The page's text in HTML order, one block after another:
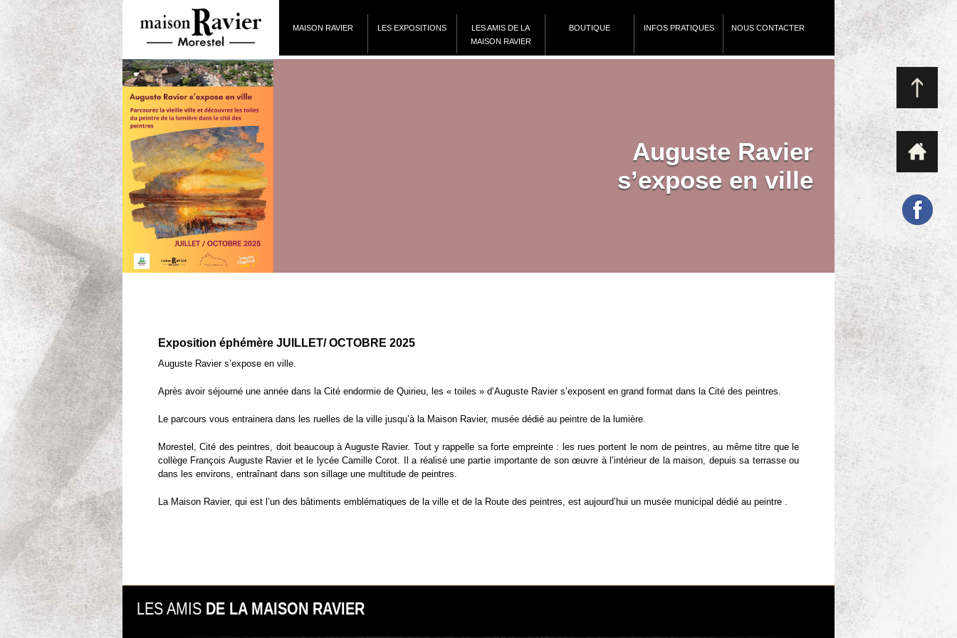
MAISON RAVIER LES EXPOSITIONS
LES AMIS DE LA
MAISON RAVIER
BOUTIQUE INFOS PRATIQUES NOUS CONTACTER
Auguste Ravier
s’expose en ville
Exposition éphémère JUILLET/ OCTOBRE 2025
Auguste Ravier s’expose en ville.
Après avoir séjourné une année dans la Cité endormie de Quirieu, les « toiles » d’Auguste Ravier s’exposent en grand format dans la Cité des peintres.
Le parcours vous entrainera dans les ruelles de la ville jusqu’à la Maison Ravier, musée dédié au peintre de la lumière.
Morestel, Cité des peintres, doit beaucoup à Auguste Ravier. Tout y rappelle sa forte empreinte : les rues portent le nom de peintres, au même titre que le
collège François Auguste Ravier et le lycée Camille Corot. Il a réalisé une partie importante de son œuvre à l’intérieur de la maison, depuis sa terrasse ou
dans les environs, entraînant dans son sillage une multitude de peintres.
La Maison Ravier, qui est l’un des bâtiments emblématiques de la ville et de la Route des peintres, est aujourd’hui un musée municipal dédié au peintre .
LES AMIS DE LA MAISON RAVIER